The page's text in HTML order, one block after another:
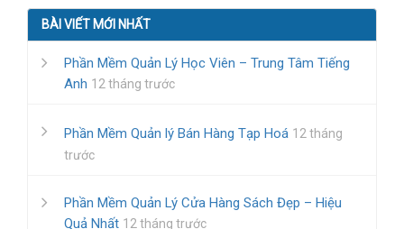
BÀI VIẾT MỚI NHẤT
Phần Mềm Quản Lý Học Viên – Trung Tâm Tiếng
Anh 12 tháng trước
Phần Mềm Quản lý Bán Hàng Tạp Hoá 12 tháng
trước
Phần Mềm Quản Lý Cửa Hàng Sách Đẹp – Hiệu
Quả Nhất 12 tháng trước